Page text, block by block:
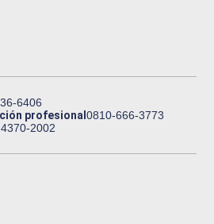
6406
profesional0810-666-3773
2002